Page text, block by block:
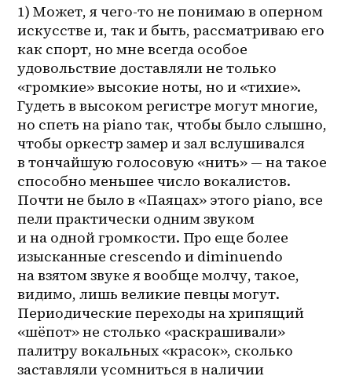
1) Может, я чего-то не понимаю в оперном
искусстве и, так и быть, рассматриваю его
как спорт, но мне всегда особое
удовольствие доставляли не только
«громкие» высокие ноты, но и «тихие».
Гудеть в высоком регистре могут многие,
но спеть на piano так, чтобы было слышно,
чтобы оркестр замер и зал вслушивался
в тончайшую голосовую «нить» — на такое
способно меньшее число вокалистов.
Почти не было в «Паяцах» этого piano, все
пели практически одним звуком
и на одной громкости. Про еще более
изысканные crescendo и diminuendo
на взятом звуке я вообще молчу, такое,
видимо, лишь великие певцы могут.
Периодические переходы на хрипящий
«шёпот» не столько «раскрашивали»
палитру вокальных «красок», сколько
заставляли усомниться в наличии